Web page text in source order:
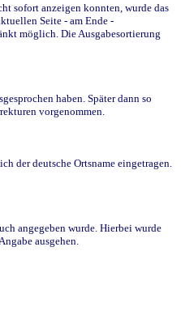
sofort anzeigen konnten, wurde das
Seite - am Ende -
möglich. Die Ausgabesortierung
haben. Später dann so
vorgenommen.
der deutsche Ortsname eingetragen.
angegeben wurde. Hierbei wurde
ausgehen.